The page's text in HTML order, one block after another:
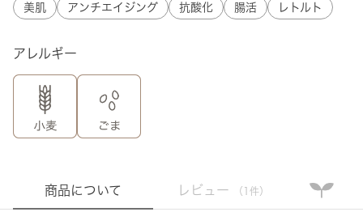
美肌 アンチエイジング 抗酸化 腸活 レトルト
アレルギー
商品について レビュー （1件）